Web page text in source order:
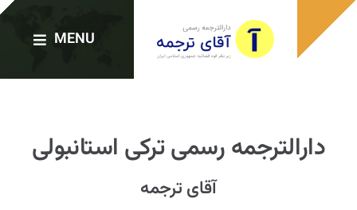
Skip
MENU
دارالترجمه رسمی ترکی استانبولی
آقای ترجمه